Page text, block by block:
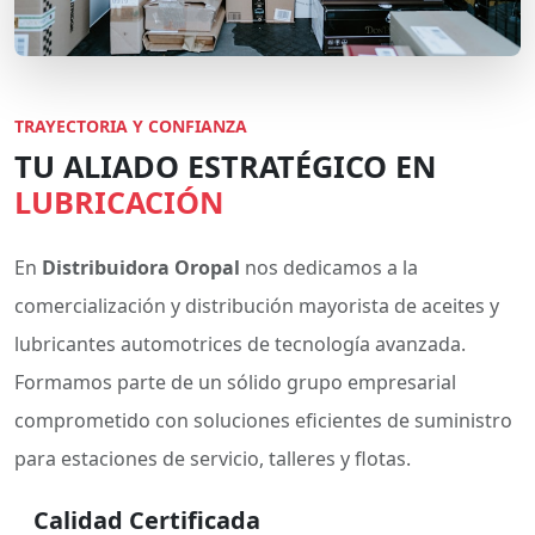
TRAYECTORIA Y CONFIANZA
TU ALIADO ESTRATÉGICO EN
LUBRICACIÓN
En Distribuidora Oropal nos dedicamos a la
comercialización y distribución mayorista de aceites y
lubricantes automotrices de tecnología avanzada.
Formamos parte de un sólido grupo empresarial
comprometido con soluciones eficientes de suministro
para estaciones de servicio, talleres y flotas.
Calidad Certificada